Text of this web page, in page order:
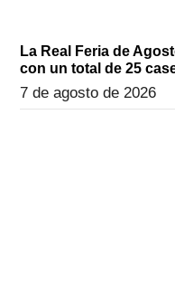
La Real Feria de
con un total de 25
7 de agosto de 2026